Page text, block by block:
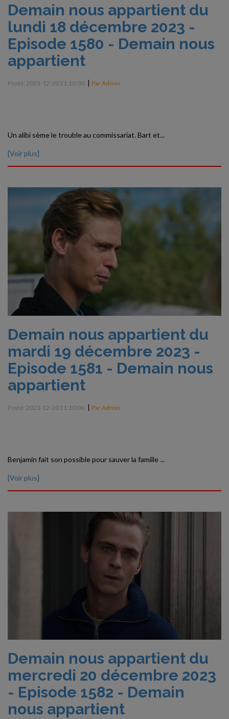
Demain nous appartient du
lundi 18 décembre 2023 -
Episode 1580 - Demain nous
appartient
Posté: 2023-12-20 21:10:00. | Par Admin
Un alibi sème le trouble au commissariat. Bart et...
[Voir plus]
Demain nous appartient du
mardi 19 décembre 2023 -
Episode 1581 - Demain nous
appartient
Posté: 2023-12-20 21:10:00. | Par Admin
Benjamin fait son possible pour sauver la famille ...
[Voir plus]
Demain nous appartient du
mercredi 20 décembre 2023
- Episode 1582 - Demain
nous appartient